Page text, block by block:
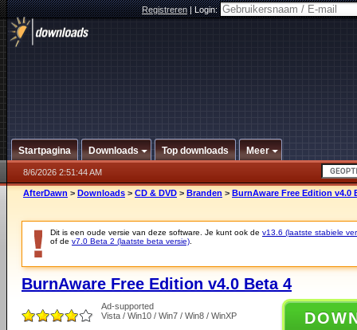
Registreren|Login:
Startpagina Downloads Top downloads Meer
8/6/2026 2:51:44 AM
AfterDawn > Downloads > CD & DVD > Branden > BurnAware Free Edition v4.0
Dit is een oude versie van deze software. Je kunt ook de v13.6 (laatste stabiele
of de v7.0 Beta 2 (laatste beta versie)
BurnAware Free Edition v4.0 Beta 4
Ad-supported
Vista / Win10 / Win7 / Win8 / WinXP